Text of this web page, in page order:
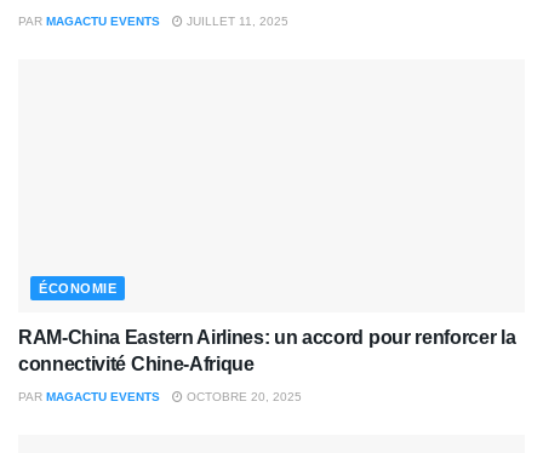
PAR MAGACTU EVENTS JUILLET 11, 2025
ÉCONOMIE
RAM-China Eastern Airlines: un accord pour renforcer la
connectivité Chine-Afrique
PAR MAGACTU EVENTS OCTOBRE 20, 2025